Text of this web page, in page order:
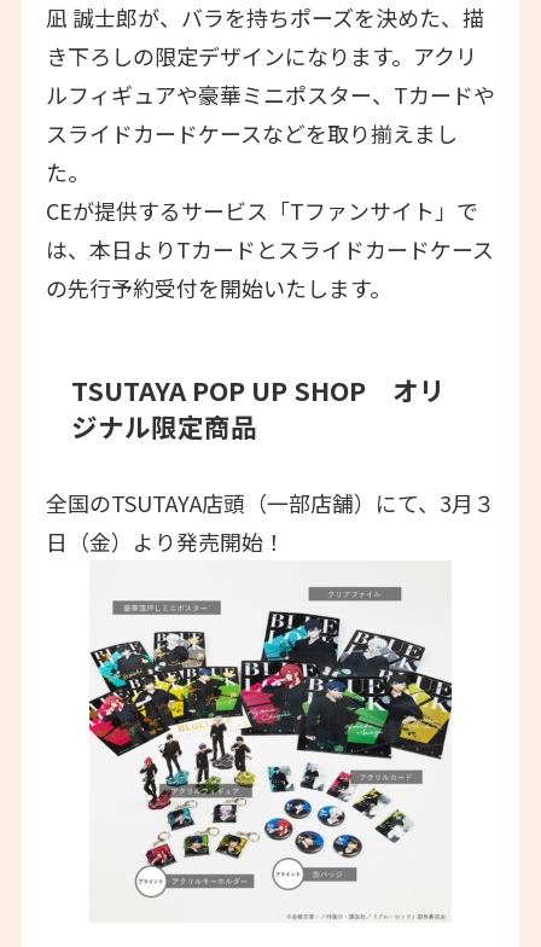
凪 誠士郎が、バラを持ちポーズを決めた、描
き下ろしの限定デザインになります。アクリ
ルフィギュアや豪華ミニポスター、Tカードや
スライドカードケースなどを取り揃えまし
た。
CEが提供するサービス「Tファンサイト」で
は、本日よりTカードとスライドカードケース
の先行予約受付を開始いたします。
TSUTAYA POP UP SHOP オリ
ジナル限定商品
全国のTSUTAYA店頭（一部店舗）にて、3月３
日（金）より発売開始！